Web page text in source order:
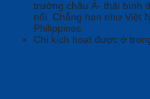
trường châu Á- thái bình
nổi. Chẳng hạn như Việt
Philippines.
Chỉ kích hoạt được ở